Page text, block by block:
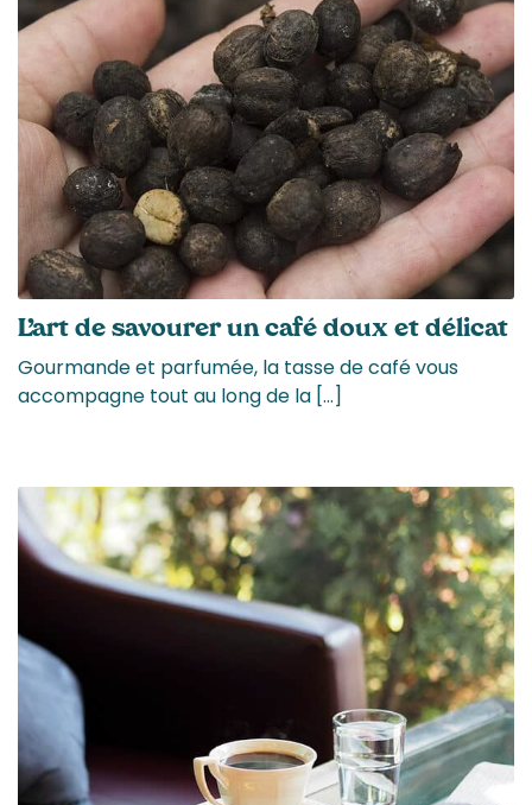
L’art de savourer un café doux et délicat
Gourmande et parfumée, la tasse de café vous
accompagne tout au long de la […]